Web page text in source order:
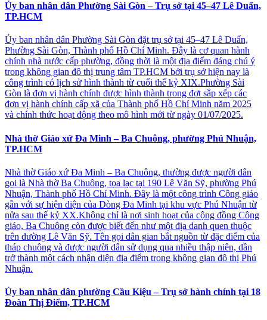
Ủy ban nhân dân Phường Sài Gòn – Trụ sở tại 45–47 Lê Duẩn,
TP.HCM
Ủy ban nhân dân Phường Sài Gòn đặt trụ sở tại 45–47 Lê Duẩn,
Phường Sài Gòn, Thành phố Hồ Chí Minh. Đây là cơ quan hành
chính nhà nước cấp phường, đồng thời là một địa điểm đáng chú ý
trong không gian đô thị trung tâm TP.HCM bởi trụ sở hiện nay là
công trình có lịch sử hình thành từ cuối thế kỷ XIX.Phường Sài
Gòn là đơn vị hành chính được hình thành trong đợt sắp xếp các
đơn vị hành chính cấp xã của Thành phố Hồ Chí Minh năm 2025
và chính thức hoạt động theo mô hình mới từ ngày 01/07/2025.
Nhà thờ Giáo xứ Đa Minh – Ba Chuông, phường Phú Nhuận,
TP.HCM
Nhà thờ Giáo xứ Đa Minh – Ba Chuông, thường được người dân
gọi là Nhà thờ Ba Chuông, tọa lạc tại 190 Lê Văn Sỹ, phường Phú
Nhuận, Thành phố Hồ Chí Minh. Đây là một công trình Công giáo
gắn với sự hiện diện của Dòng Đa Minh tại khu vực Phú Nhuận từ
nửa sau thế kỷ XX.Không chỉ là nơi sinh hoạt của cộng đồng Công
giáo, Ba Chuông còn được biết đến như một địa danh quen thuộc
trên đường Lê Văn Sỹ. Tên gọi dân gian bắt nguồn từ đặc điểm của
tháp chuông và được người dân sử dụng qua nhiều thập niên, dần
trở thành một cách nhận diện địa điểm trong không gian đô thị Phú
Nhuận.
Ủy ban nhân dân phường Cầu Kiệu – Trụ sở hành chính tại 18
Đoàn Thị Điểm, TP.HCM